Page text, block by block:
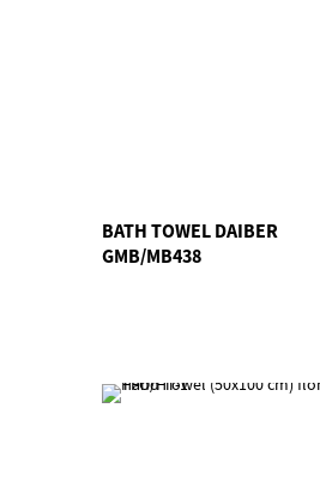
BATH TOWEL DAIBER
GMB/MB438